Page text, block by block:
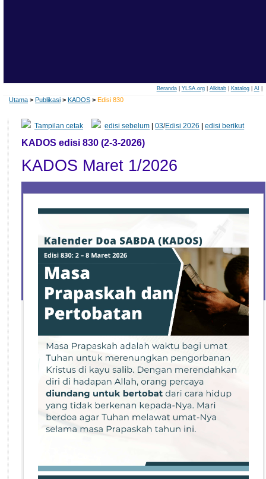
Beranda| YLSA.org| Alkitab| Katalog| AI
Utama > Publikasi > KADOS > Edisi 830
Tampilan cetak edisi sebelum |03/Edisi 2026 |edisi berikut
KADOS edisi 830 (2-3-2026)
KADOS Maret 1/2026